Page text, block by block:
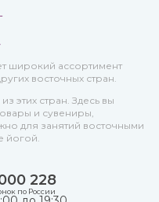
широкий ассортимент
восточных стран.
этих стран. Здесь вы
и сувениры,
для занятий восточными
йогой.
228
по России